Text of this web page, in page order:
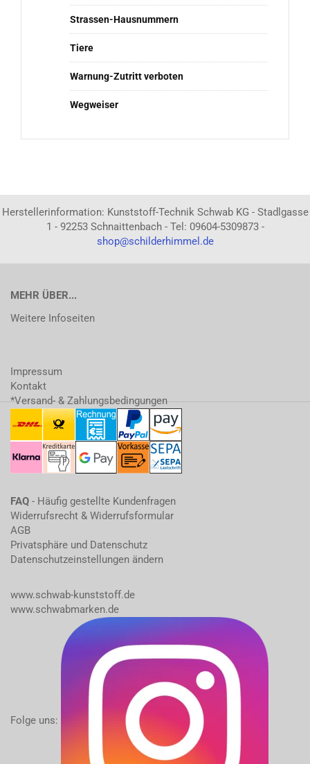
Strassen-Hausnummern
Tiere
Warnung-Zutritt verboten
Wegweiser
Herstellerinformation: Kunststoff-Technik Schwab KG - Stadlgasse
1 - 92253 Schnaittenbach - Tel: 09604-5309873 -
shop@schilderhimmel.de
MEHR ÜBER...
Weitere Infoseiten
Impressum
Kontakt
*Versand- & Zahlungsbedingungen
FAQ - Häufig gestellte Kundenfragen
Widerrufsrecht & Widerrufsformular
AGB
Privatsphäre und Datenschutz
Datenschutzeinstellungen ändern
www.schwab-kunststoff.de
www.schwabmarken.de
Folge uns: